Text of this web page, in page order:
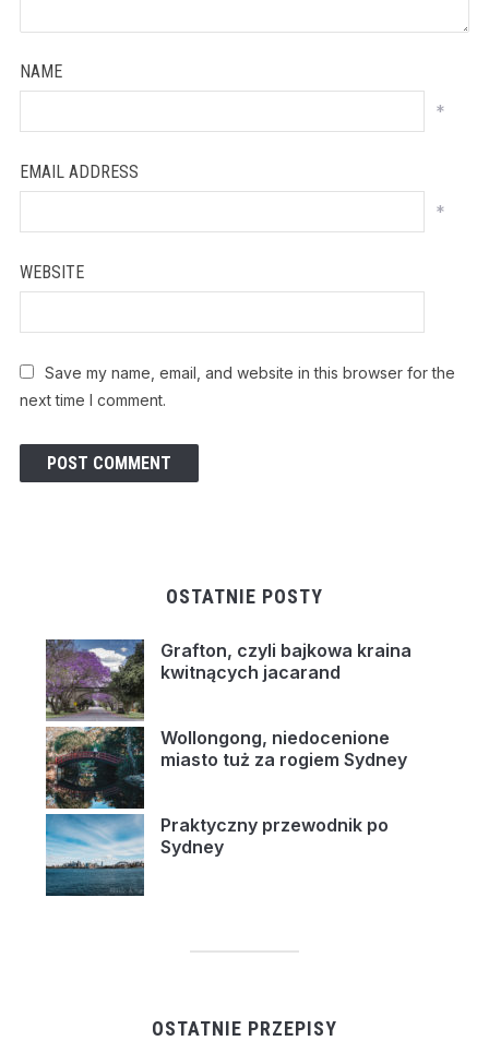
NAME
*
EMAIL ADDRESS
*
WEBSITE
Save my name, email, and website in this browser for the
next time I comment.
OSTATNIE POSTY
Grafton, czyli bajkowa kraina
kwitnących jacarand
Wollongong, niedocenione
miasto tuż za rogiem Sydney
Praktyczny przewodnik po
Sydney
OSTATNIE PRZEPISY